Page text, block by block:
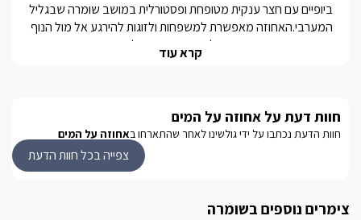
מבט פנים
מחופשה חלומית ומהנה במיוחד עם בריכת שחייה מפנקת. באחוזה
ישנם 4 חדרי שינה מרווחים וגדולים שבכל אחד מהם תוכלו למצוא:
קרא עוד
חוות דעת על אחוזה על המים
חוות הדעת נכתבו על ידי גולשינו לאחר שהתארחו באחוזה על המים
צפייה בכל חוות הדעת
צימרים נוספים בשומרה